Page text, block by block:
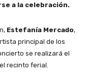
a la celebración.
Estefanía Mercado,
principal de los
se realizará el
recinto ferial.